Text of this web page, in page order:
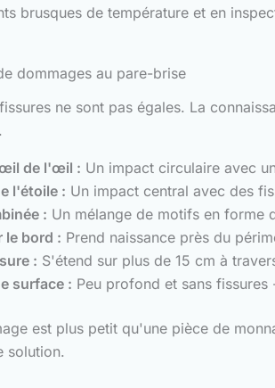
brusques de température et en
dommages au pare-brise
ne sont pas égales. La
de l'œil : Un impact circulaire avec
l'étoile : Un impact central avec des
: Un mélange de motifs en
le bord : Prend naissance près du
: S'étend sur plus de 15 cm à
surface : Peu profond et sans
est plus petit qu'une pièce de
solution.